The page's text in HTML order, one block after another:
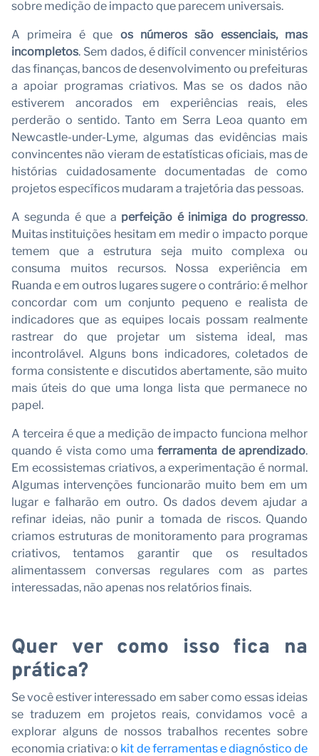
sobre medição de impacto que parecem universais.
A primeira é que os números são essenciais, mas
incompletos. Sem dados, é difícil convencer ministérios
das finanças, bancos de desenvolvimento ou prefeituras
a apoiar programas criativos. Mas se os dados não
estiverem ancorados em experiências reais, eles
perderão o sentido. Tanto em Serra Leoa quanto em
Newcastle-under-Lyme, algumas das evidências mais
convincentes não vieram de estatísticas oficiais, mas de
histórias cuidadosamente documentadas de como
projetos específicos mudaram a trajetória das pessoas.
A segunda é que a perfeição é inimiga do progresso.
Muitas instituições hesitam em medir o impacto porque
temem que a estrutura seja muito complexa ou
consuma muitos recursos. Nossa experiência em
Ruanda e em outros lugares sugere o contrário: é melhor
concordar com um conjunto pequeno e realista de
indicadores que as equipes locais possam realmente
rastrear do que projetar um sistema ideal, mas
incontrolável. Alguns bons indicadores, coletados de
forma consistente e discutidos abertamente, são muito
mais úteis do que uma longa lista que permanece no
papel.
A terceira é que a medição de impacto funciona melhor
quando é vista como umaferramenta de aprendizado.
Em ecossistemas criativos, a experimentação é normal.
Algumas intervenções funcionarão muito bem em um
lugar e falharão em outro. Os dados devem ajudar a
refinar ideias, não punir a tomada de riscos. Quando
criamos estruturas de monitoramento para programas
criativos, tentamos garantir que os resultados
alimentassem conversas regulares com as partes
interessadas, não apenas nos relatórios finais.
Quer ver como isso fica na
prática?
Se você estiver interessado em saber como essas ideias
se traduzem em projetos reais, convidamos você a
explorar alguns de nossos trabalhos recentes sobre
economia criativa: o kit de ferramentas e diagnóstico de